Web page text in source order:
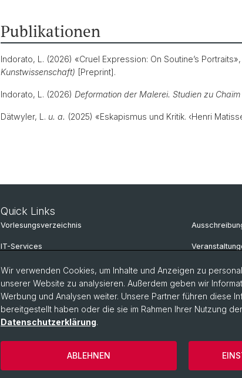
Publikationen
Indorato, L. (2026) «Cruel Expression: On Soutine’s Portraits»,
Kunstwissenschaft) [Preprint].
Indorato, L. (2026) Deformation der Malerei. Studien zu Chaïm
Dätwyler, L. u. a. (2025) «Eskapismus und Kritik. ‹Henri
Quick Links
Vorlesungsverzeichnis
IT-Services
Online-Services
Personensuche
Personeninfo
© Universität Basel Datenschutzerklärung
Kontakt & Öffnungszeiten Cookies
Wir verwenden Cookies, um Inhalte und Anzeigen zu
unserer Website zu analysieren. Außerdem geben wir
Werbung und Analysen weiter. Unsere Partner führen diese
bereitgestellt haben oder die sie im Rahmen Ihrer Nutzung
Datenschutzerklärung.
ABLEHNEN